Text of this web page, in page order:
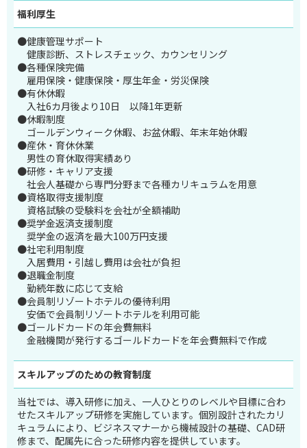
福利厚生
●健康管理サポート
健康診断、ストレスチェック、カウンセリング
●各種保険完備
雇用保険・健康保険・厚生年金・労災保険
●有休休暇
入社6カ月後より10日 以降1年更新
●休暇制度
ゴールデンウィーク休暇、お盆休暇、年末年始休暇
●産休・育休休業
男性の育休取得実績あり
●研修・キャリア支援
社会人基礎から専門分野まで各種カリキュラムを用意
●資格取得支援制度
資格試験の受験料を会社が全額補助
●奨学金返済支援制度
奨学金の返済を最大100万円支援
●社宅利用制度
入居費用・引越し費用は会社が負担
●退職金制度
勤続年数に応じて支給
●会員制リゾートホテルの優待利用
安価で会員制リゾートホテルを利用可能
●ゴールドカードの年会費無料
金融機関が発行するゴールドカードを年会費無料で作成
スキルアップのための教育制度
当社では、導入研修に加え、一人ひとりのレベルや目標に合わ
せたスキルアップ研修を実施しています。個別設計されたカリ
キュラムにより、ビジネスマナーから機械設計の基礎、CAD研
修まで、配属先に合った研修内容を提供しています。